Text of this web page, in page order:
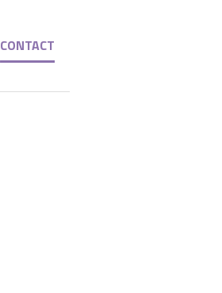
CONTACT